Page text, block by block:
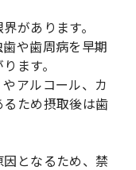
があります。
や歯周病を早期
ます。
アルコール、カ
ため摂取後は歯
となるため、禁